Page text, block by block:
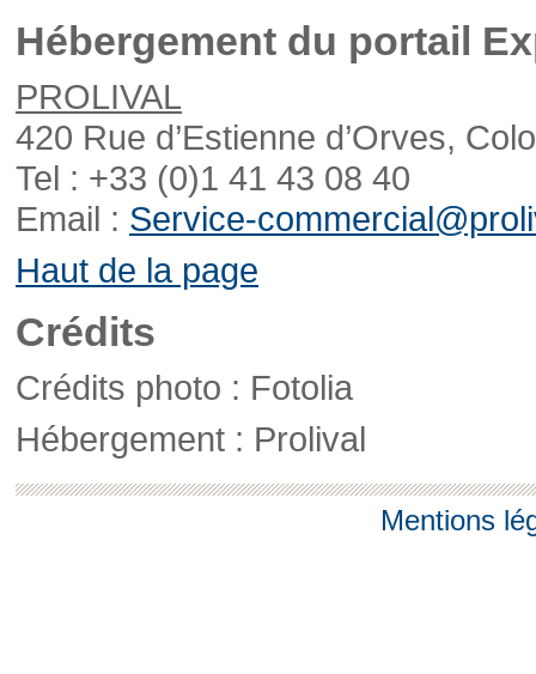
Hébergement du portail
PROLIVAL
420 Rue d’Estienne d’Orves,
Tel : +33 (0)1 41 43 08 40
Email : Service-
Haut de la page
Crédits
Crédits photo : Fotolia
Hébergement : Prolival
Mentions